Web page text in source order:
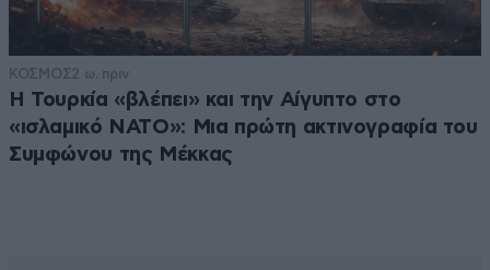
ΚΟΣΜΟΣ2 ω. πριν
Η Τουρκία «βλέπει» και την Αίγυπτο στο
«ισλαμικό ΝΑΤΟ»: Μια πρώτη ακτινογραφία του
Συμφώνου της Μέκκας